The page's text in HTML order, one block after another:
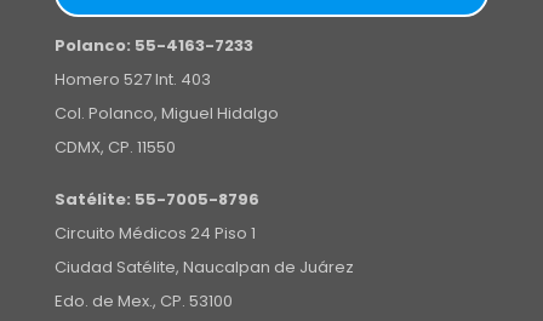
Polanco: 55-4163-7233
Homero 527 Int. 403
Col. Polanco, Miguel Hidalgo
CDMX, CP. 11550
Satélite: 55-7005-8796
Circuito Médicos 24 Piso 1
Ciudad Satélite, Naucalpan de Juárez
Edo. de Mex., CP. 53100